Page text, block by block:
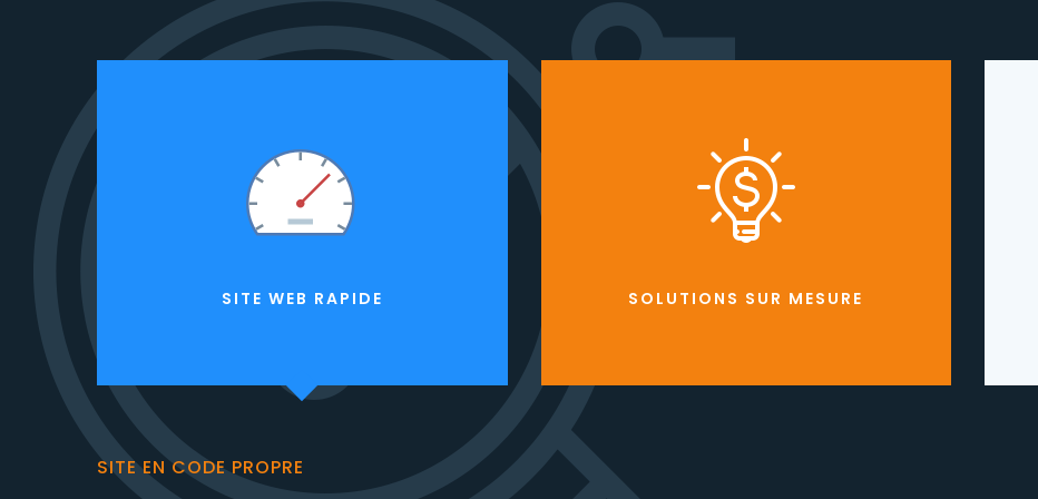
SITE WEB RAPIDE SOLUTIONS SUR MESURE
SITE EN CODE PROPRE